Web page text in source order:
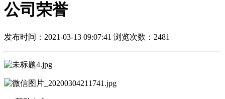
公司荣誉
发布时间：2021-03-13 09:07:41 浏览次数：2481